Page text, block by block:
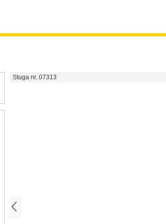
Stuga nr. 07313